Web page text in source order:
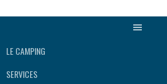
LE CAMPING
SERVICES